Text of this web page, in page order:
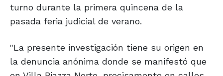
turno durante la primera quincena de la
pasada feria judicial de verano.
"La presente investigación tiene su origen en
la denuncia anónima donde se manifestó que